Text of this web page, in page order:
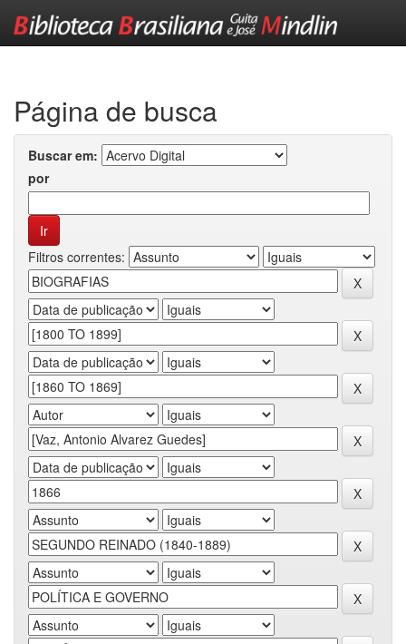
Página de busca
Buscar em:
por
Filtros correntes: